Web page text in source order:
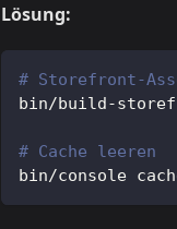
Lösung:
# Storefront-
bin/build-
# Cache leeren
bin/console